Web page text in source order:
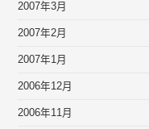
2007年3月
2007年2月
2007年1月
2006年12月
2006年11月